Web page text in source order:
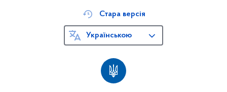
Стара версія
Українською